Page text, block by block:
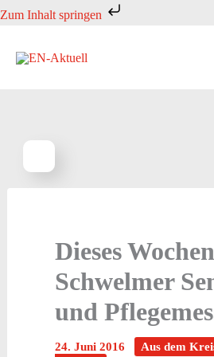
Zum Inhalt springen
Zum
springen
Dieses
Schwelmer
und
24. Juni 2016 Aus dem